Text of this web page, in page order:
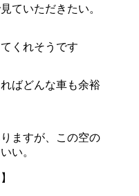
ていただきたい。
くれそうです
ばどんな車も余裕
ますが、この空の
い。